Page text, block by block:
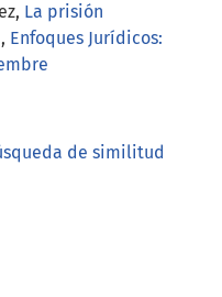
La prisión
, Enfoques Jurídicos:
de similitud